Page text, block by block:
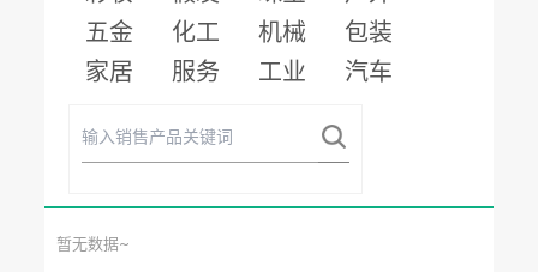
五金
化工 机械
包装
家居
服务 工业 汽车
暂无数据~